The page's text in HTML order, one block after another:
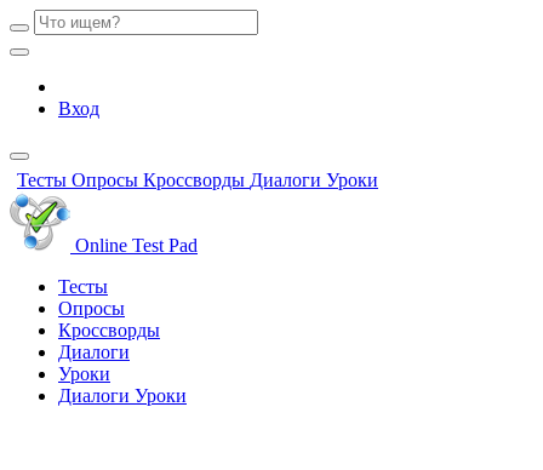
Вход
Тесты Опросы Кроссворды Диалоги Уроки
Online Test Pad
Тесты
Опросы
Кроссворды
Диалоги
Уроки
Диалоги Уроки